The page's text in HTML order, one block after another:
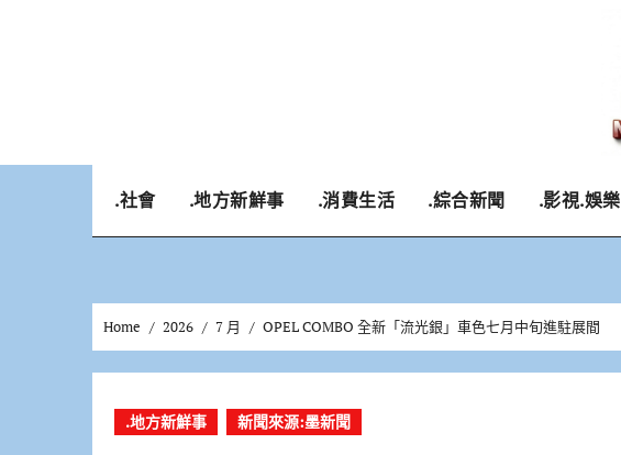
.社會 .地方新鮮事 .消費生活 .綜合新聞 .影視.娛樂
Home 2026 7 月 OPEL COMBO 全新「流光銀」車色七月中旬進駐展間
.地方新鮮事 新聞來源:墨新聞